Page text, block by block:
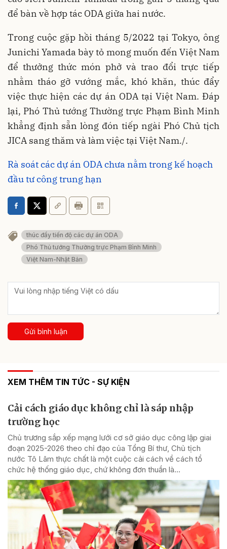
để bàn về hợp tác ODA giữa hai nước.
Trong cuộc gặp hồi tháng 5/2022 tại Tokyo, ông
Junichi Yamada bày tỏ mong muốn đến Việt Nam
để thưởng thức món phở và trao đổi trực tiếp
nhằm tháo gỡ vướng mắc, khó khăn, thúc đẩy
việc thực hiện các dự án ODA tại Việt Nam. Đáp
lại, Phó Thủ tướng Thường trực Phạm Bình Minh
khẳng định sẵn lòng đón tiếp ngài Phó Chủ tịch
JICA sang thăm và làm việc tại Việt Nam./.
Rà soát các dự án ODA chưa nằm trong kế hoạch
đầu tư công trung hạn
thúc đẩy tiến độ các dự án ODA
Phó Thủ tướng Thường trực Phạm Bình Minh
Việt Nam-Nhật Bản
Gửi bình luận
XEM THÊM TIN TỨC - SỰ KIỆN
Cải cách giáo dục không chỉ là sáp nhập
trường học
Chủ trương sắp xếp mạng lưới cơ sở giáo dục công lập giai
đoạn 2025-2026 theo chỉ đạo của Tổng Bí thư, Chủ tịch
nước Tô Lâm thực chất là một cuộc cải cách về cách tổ
chức hệ thống giáo dục, chứ không đơn thuần là...